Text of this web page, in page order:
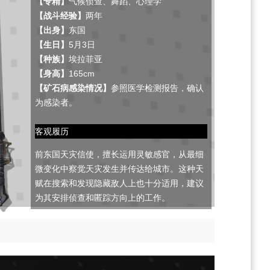
【战斗经验】 两年
【出身】 东国
【生日】 5月3日
【种族】 埃拉菲亚
【身高】 165cm
【矿石病感染情况】 参照医学检测报告，确认
为感染者。
客观履历
前东国天灾信使，擅长运用灵敏感官，从最细
微变化中察觉天灾发生并传达给城市。这种天
赋在搜索和发现隐藏敌人上也十分适用，建议
为其安排侦查和匿踪方向上的工作。